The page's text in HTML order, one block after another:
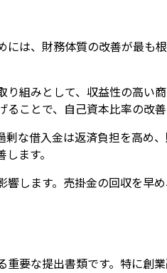
には、財務体質の改善が最も
り組みとして、収益性の高い
ることで、自己資本比率の改
剰な借入金は返済負担を高め
ます。
響します。売掛金の回収を早
重要な提出書類です。特に創